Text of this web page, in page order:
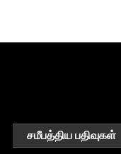
சமீபத்திய பதிவுகள்